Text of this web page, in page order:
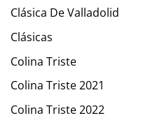
Clásica De Valladolid
Clásicas
Colina Triste
Colina Triste 2021
Colina Triste 2022